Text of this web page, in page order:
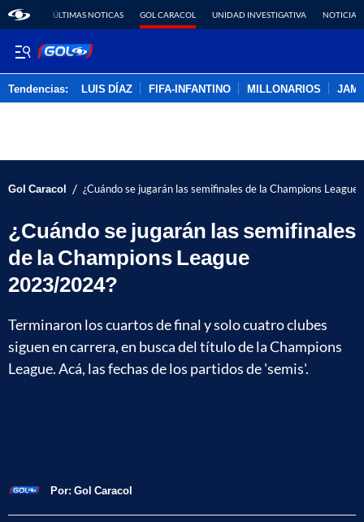
ÚLTIMAS NOTICAS GOL CARACOL UNIDAD INVESTIGATIVA NOTICIAS
Tendencias: LUIS DÍAZ FIFA-INFANTINO MILLONARIOS
Gol Caracol / ¿Cuándo se jugarán las semifinales de la Champions
¿Cuándo se jugarán las semifinales
de la Champions League
2023/2024?
Terminaron los cuartos de final y solo cuatro clubes
siguen en carrera, en busca del título de la Champions
League. Acá, las fechas de los partidos de 'semis'.
Por: Gol Caracol